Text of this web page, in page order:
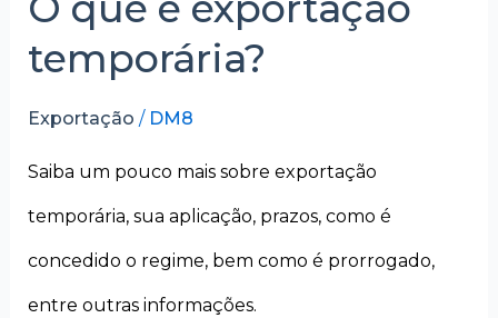
temporária?
Exportação / DM8
Saiba um pouco mais sobre exportação
temporária, sua aplicação, prazos, como é
concedido o regime, bem como é prorrogado,
entre outras informações.